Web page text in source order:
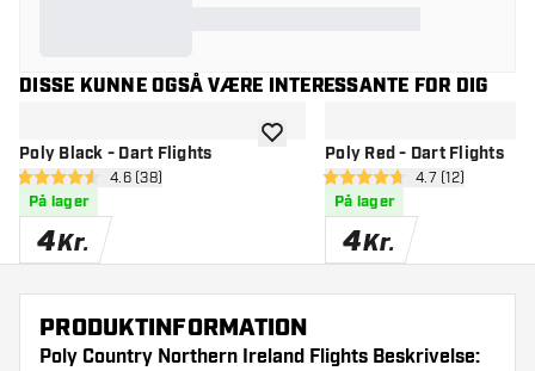
DISSE KUNNE OGSÅ VÆRE INTERESSANTE FOR DIG
Poly Black - Dart Flights
åbn anmeldelsespanel
4.6 bedømmelsesstjerner
4.6 (38)
På lager
4Kr.
tilføje til ønskeliste
Poly Red - Dart Flights
åbn
4.7 bedømmelsesstjerner
4.7 (12)
På lager
4Kr.
PRODUKTINFORMATION
Poly Country Northern Ireland Flights Beskrivelse: